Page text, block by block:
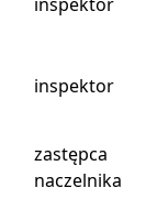
inspektor
zastępca
naczelnika